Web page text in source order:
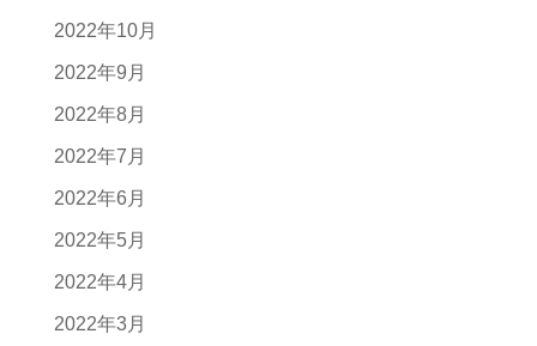
2022年10月
2022年9月
2022年8月
2022年7月
2022年6月
2022年5月
2022年4月
2022年3月